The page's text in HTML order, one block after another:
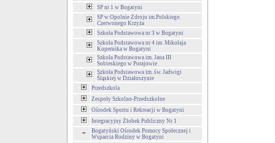
SP nr 1 w Bogatyni
SP w Opolnie Zdroju im.Polskiego
Czerwonego Krzyża
Szkoła Podstawowa nr 3 w Bogatyni
Szkoła Podstawowa nr 4 im. Mikołaja
Kopernika w Bogatyni
Szkoła Podstawowa im. Jana III
Sobieskiego w Porajowie
Szkoła Podstawowa im. św. Jadwigi
Śląskiej w Działoszynie
Przedszkola
Zespoły Szkolno-Przedszkolne
Ośrodek Sportu i Rekreacji w Bogatyni
Integracyjny Żłobek Publiczny Nr 1
Bogatyński Ośrodek Pomocy Społecznej i
Wsparcia Rodziny w Bogatyni